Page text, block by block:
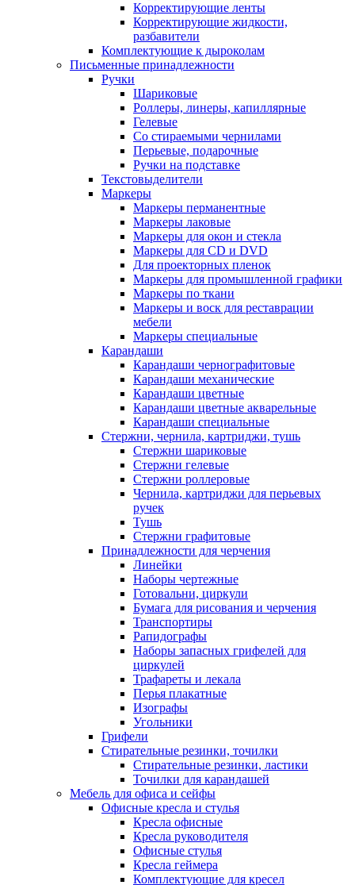
Корректирующие ленты
Корректирующие жидкости,
разбавители
Комплектующие к дыроколам
Письменные принадлежности
Ручки
Шариковые
Роллеры, линеры, капиллярные
Гелевые
Со стираемыми чернилами
Перьевые, подарочные
Ручки на подставке
Текстовыделители
Маркеры
Маркеры перманентные
Маркеры лаковые
Маркеры для окон и стекла
Маркеры для CD и DVD
Для проекторных пленок
Маркеры для промышленной графики
Маркеры по ткани
Маркеры и воск для реставрации
мебели
Маркеры специальные
Карандаши
Карандаши чернографитовые
Карандаши механические
Карандаши цветные
Карандаши цветные акварельные
Карандаши специальные
Стержни, чернила, картриджи, тушь
Стержни шариковые
Стержни гелевые
Стержни роллеровые
Чернила, картриджи для перьевых
ручек
Тушь
Стержни графитовые
Принадлежности для черчения
Линейки
Наборы чертежные
Готовальни, циркули
Бумага для рисования и черчения
Транспортиры
Рапидографы
Наборы запасных грифелей для
циркулей
Трафареты и лекала
Перья плакатные
Изографы
Угольники
Грифели
Стирательные резинки, точилки
Стирательные резинки, ластики
Точилки для карандашей
Мебель для офиса и сейфы
Офисные кресла и стулья
Кресла офисные
Кресла руководителя
Офисные стулья
Кресла геймера
Комплектующие для кресел